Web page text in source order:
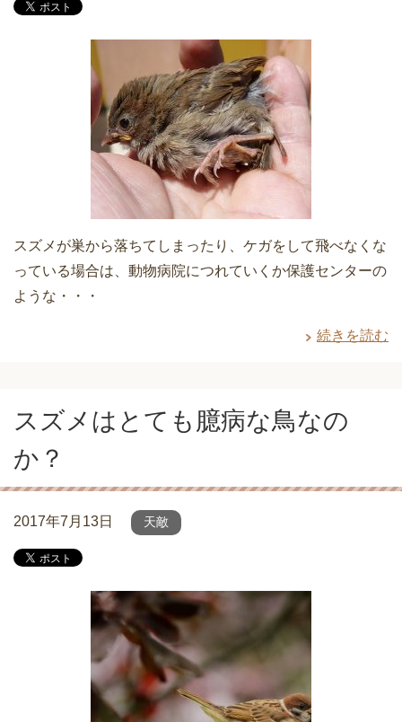
スズメが巣から落ちてしまったり、ケガをして飛べなくな
っている場合は、動物病院につれていくか保護センターの
ような・・・
続きを読む
スズメはとても臆病な鳥なの
か？
2017年7月13日 天敵